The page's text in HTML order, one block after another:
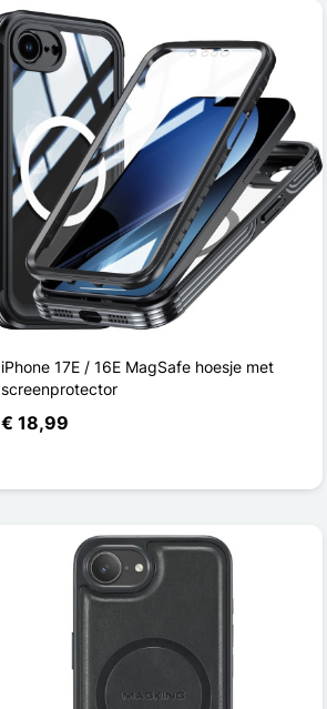
iPhone 17E / 16E MagSafe hoesje met
screenprotector
€ 18,99